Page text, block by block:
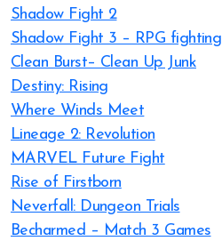
Shadow Fight 2
Shadow Fight 3 – RPG fighting
Clean Burst– Clean Up Junk
Destiny: Rising
Where Winds Meet
Lineage 2: Revolution
MARVEL Future Fight
Rise of Firstborn
Neverfall: Dungeon Trials
Becharmed – Match 3 Games